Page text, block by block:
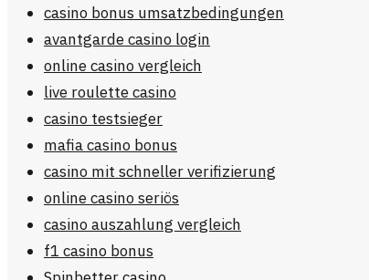
casino bonus umsatzbedingungen
avantgarde casino login
online casino vergleich
live roulette casino
casino testsieger
mafia casino bonus
casino mit schneller verifizierung
online casino seriös
casino auszahlung vergleich
f1 casino bonus